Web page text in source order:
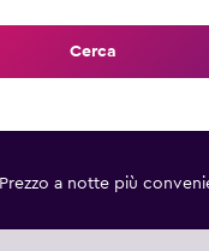
Cerca
Prezzo a notte più